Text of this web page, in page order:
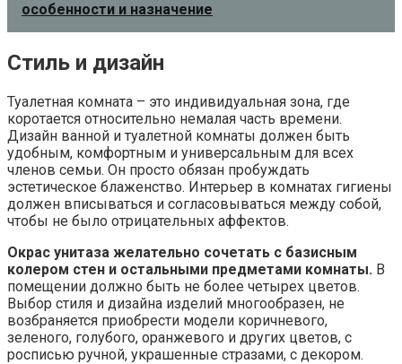
особенности и назначение
Стиль и дизайн
Туалетная комната – это индивидуальная зона, где
коротается относительно немалая часть времени.
Дизайн ванной и туалетной комнаты должен быть
удобным, комфортным и универсальным для всех
членов семьи. Он просто обязан пробуждать
эстетическое блаженство. Интерьер в комнатах гигиены
должен вписываться и согласовываться между собой,
чтобы не было отрицательных аффектов.
Окрас унитаза желательно сочетать с базисным
колером стен и остальными предметами комнаты. В
помещении должно быть не более четырех цветов.
Выбор стиля и дизайна изделий многообразен, не
возбраняется приобрести модели коричневого,
зеленого, голубого, оранжевого и других цветов, с
росписью ручной, украшенные стразами, с декором.